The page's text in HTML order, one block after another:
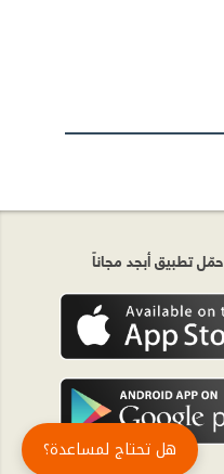
حمّل تطبيق أبجد مجاناً
هل تحتاج لمساعدة؟